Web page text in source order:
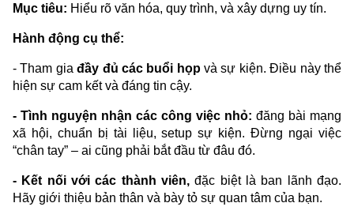
Mục tiêu: Hiểu rõ văn hóa, quy trình, và xây dựng uy tín.
Hành động cụ thể:
- Tham giađầy đủ các buổi họpvà sự kiện. Điều này thể
hiện sự cam kết và đáng tin cậy.
- Tình nguyện nhận các công việc nhỏ: đăng bài mạng
xã hội, chuẩn bị tài liệu, setup sự kiện. Đừng ngại việc
“chân tay” – ai cũng phải bắt đầu từ đâu đó.
- Kết nối với các thành viên, đặc biệt là ban lãnh đạo.
Hãy giới thiệu bản thân và bày tỏ sự quan tâm của bạn.